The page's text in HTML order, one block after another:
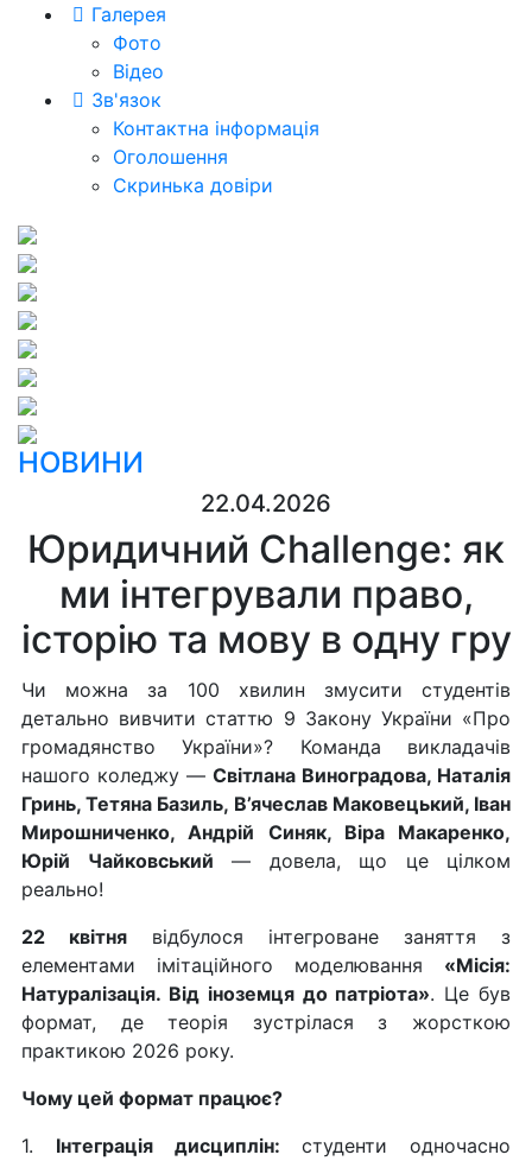
Галерея
Фото
Відео
Зв'язок
Контактна інформація
Оголошення
Скринька довіри
НОВИНИ
22.04.2026
Юридичний Challenge: як
ми інтегрували право,
історію та мову в одну гру
Чи можна за 100 хвилин змусити студентів
детально вивчити статтю 9 Закону України «Про
громадянство України»? Команда викладачів
нашого коледжу — Світлана Виноградова, Наталія
Гринь, Тетяна Базиль, В’ячеслав Маковецький, Іван
Мирошниченко, Андрій Синяк, Віра Макаренко,
Юрій Чайковський — довела, що це цілком
реально!
22 квітня відбулося інтегроване заняття з
елементами імітаційного моделювання «Місія:
Натуралізація. Від іноземця до патріота». Це був
формат, де теорія зустрілася з жорсткою
практикою 2026 року.
Чому цей формат працює?
1. Інтеграція дисциплін: студенти одночасно